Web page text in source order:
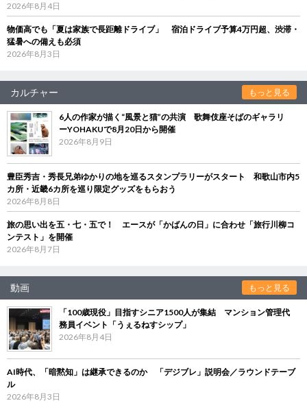
2026年8月4日
物価高でも「夏は家族で長距離ドライブ」 宿泊ドライブ予算4万円超、渋滞・
猛暑への備えも必須
2026年8月3日
カルチャー もっと見る
6人の作家が描く“風景と猫”の共演 歌舞伎座そばのギャラリ
ーYOHAKUで8月20日から開催
2026年8月9日
豊臣秀吉・秀長兄弟ゆかりの地を巡るスタンプラリーがスタート 和歌山市内5
カ所・近畿6カ所を巡り限定グッズをもらおう
2026年8月8日
旅の思い出を五・七・五で！ エースが「かばんの日」に合わせ「旅行川柳コ
ンテスト」を開催
2026年8月7日
動画 もっと見る
「100歳現役」目指すシニア1500人が集結 マンション管理代
務員イベント「うぇるねすシップ」
2026年8月4日
AI時代、「暗黙知」は継承できるのか 「デジブレ」説明会／ラウンドテーブ
ル
2026年8月3日